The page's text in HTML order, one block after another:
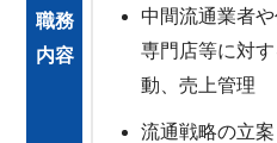
職務
内容
中間流通業者
専門店等に対
動、売上管理
流通戦略の立案